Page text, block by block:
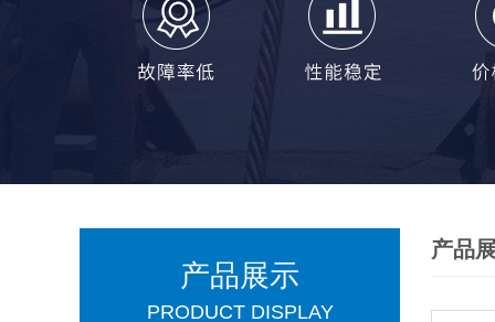
产品展示
PRODUCT DISPLAY
产品